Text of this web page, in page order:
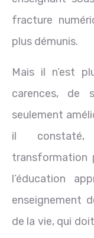
fracture
plus démunis.
Mais il n’est
carences, de
seulement
il constaté,
transformation
l’éducation
enseignement
de la vie, qui